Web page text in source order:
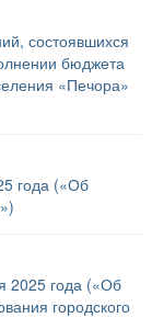
состоявшихся
бюджета
«Печора»
года («Об
2025 года («Об
городского